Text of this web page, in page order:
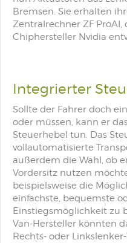
Bremsen. Sie erhalten
Zentralrechner ZF ProAI,
Chiphersteller Nvidia
Integrierter
Sollte der Fahrer doch
oder müssen, kann er
Steuerhebel tun. Das
vollautomatisierte
außerdem die Wahl, ob
Vordersitz nutzen
beispielsweise die
einfachste, bequemste
Einstiegsmöglichkeit zu
Van-Hersteller könnten
Rechts- oder